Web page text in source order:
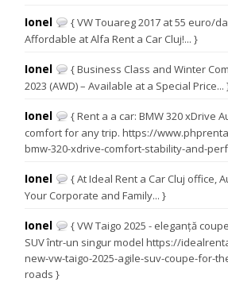
Ionel
{ VW Touareg 2017 at 55 euro/
Affordable at Alfa Rent a Car Cluj!... }
Ionel
{ Business Class and Winter
2023 (AWD) – Available at a Special Price...
Ionel
{ Rent a a car: BMW 320 xDrive
comfort for any trip. https://
bmw-320-xdrive-comfort-stability-and-
Ionel
{ At Ideal Rent a Car Cluj office,
Your Corporate and Family... }
Ionel
{ VW Taigo 2025 - eleganță
SUV într-un singur model https://
new-vw-taigo-2025-agile-suv-coupe-for-
roads }